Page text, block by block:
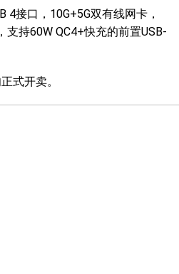
4接口，10G+5G双有线网卡，
支持60W QC4+快充的前置USB-
式开卖。